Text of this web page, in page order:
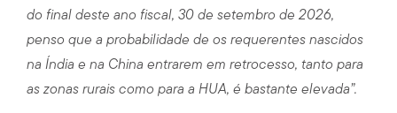
do final deste ano fiscal, 30 de setembro de 2026,
penso que a probabilidade de os requerentes nascidos
na Índia e na China entrarem em retrocesso, tanto para
as zonas rurais como para a HUA, é bastante elevada”.